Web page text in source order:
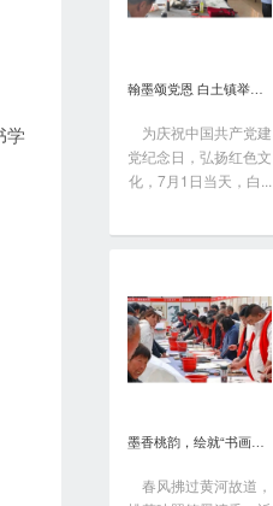
学
翰墨颂党恩 白土镇举办书画笔会庆“七一”
为庆祝中国共产党建
党纪念日，弘扬红色文
化，7月1日当天，白...
墨香桃韵，绘就“书画之乡”新画卷
春风拂过黄河故道，